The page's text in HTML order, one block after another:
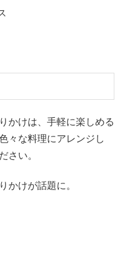
かけは、手軽に楽しめる
々な料理にアレンジし
さい。
かけが話題に。